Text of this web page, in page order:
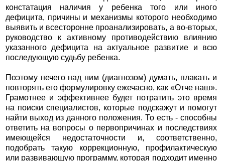
констатация наличия у ребенка того или иного
дефицита, причины и механизмы которого необходимо
выявить и всесторонне проанализировать, а во-вторых,
руководство к активному противодействию влиянию
указанного дефицита на актуальное развитие и всю
последующую судьбу ребенка.
Поэтому нечего над ним (диагнозом) думать, плакать и
повторять его формулировку ежечасно, как «Отче наш».
Грамотнее и эффективнее будет потратить это время
на поиски специалистов, которые подскажут и помогут
найти выход из данного положения. То есть - способны
ответить на вопросы о первопричинах и последствиях
имеющейся недостаточности и, соответственно,
подобрать такую коррекционную, профилактическую
или развивающую программу, которая подходит именно